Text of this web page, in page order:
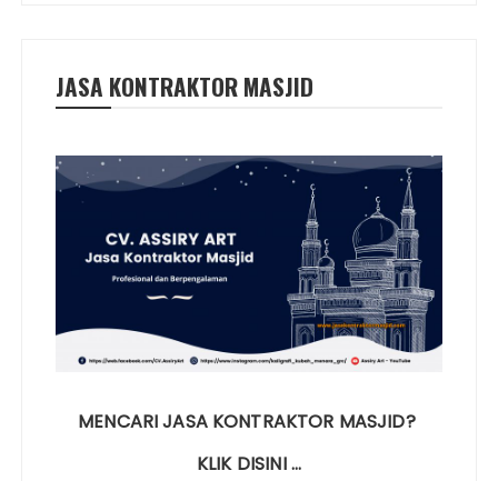
JASA KONTRAKTOR MASJID
MENCARI JASA KONTRAKTOR MASJID?
KLIK DISINI …